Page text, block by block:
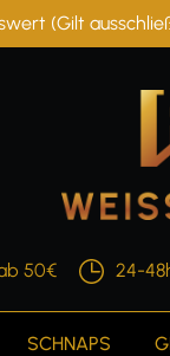
(Gilt
50€ 24-
SCHNAPS